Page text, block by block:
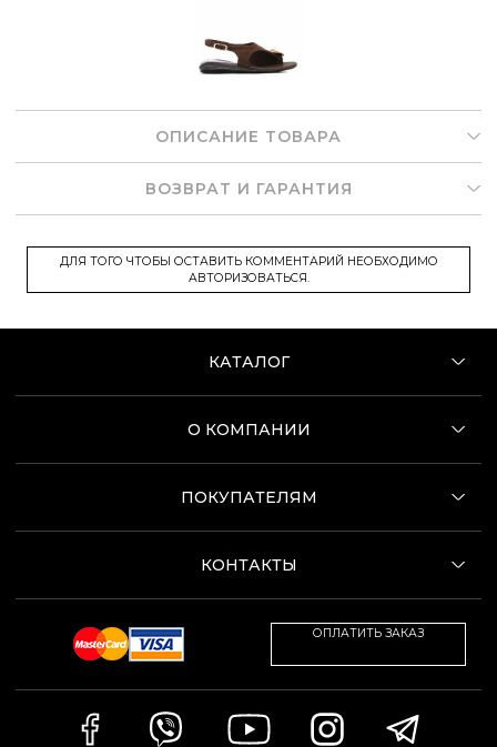
ОПИСАНИЕ ТОВАРА
ВОЗВРАТ И ГАРАНТИЯ
ДЛЯ ТОГО ЧТОБЫ ОСТАВИТЬ КОММЕНТАРИЙ НЕОБХОДИМО
АВТОРИЗОВАТЬСЯ.
КАТАЛОГ
О КОМПАНИИ
ПОКУПАТЕЛЯМ
КОНТАКТЫ
ОПЛАТИТЬ ЗАКАЗ